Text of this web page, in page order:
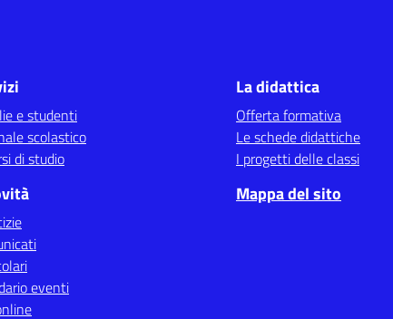
e studenti
scolastico
di studio
eventi
La didattica
Offerta formativa
Le schede didattiche
I progetti delle classi
Mappa del sito